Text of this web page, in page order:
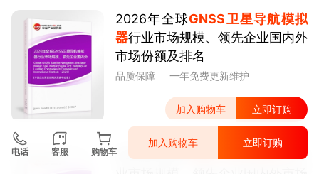
2026年全球GNSS卫星导航模拟
器行业市场规模、领先企业国内外
市场份额及排名
品质保障 一年免费更新维护
加入购物车 立即订购
2026年全球
行
电话 客服 购物车
加入购物车 立即订购